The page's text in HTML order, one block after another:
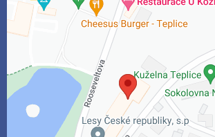
Externí obsah je blokován Volbami
soukromí
Přejete si načíst externí obsah?
Povolit jednou